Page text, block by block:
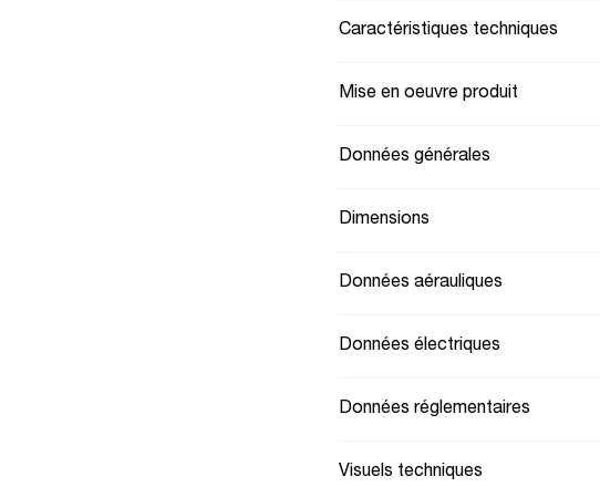
Caractéristiques techniques
Mise en oeuvre produit
Données générales
Dimensions
Données aérauliques
Données électriques
Données réglementaires
Visuels techniques